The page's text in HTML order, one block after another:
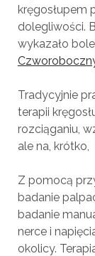
kręgosłupem
dolegliwości.
wykazało
Tradycyjnie
terapii
rozciąganiu,
ale na, krótko,
Z pomocą
badanie
badanie
nerce i
okolicy.